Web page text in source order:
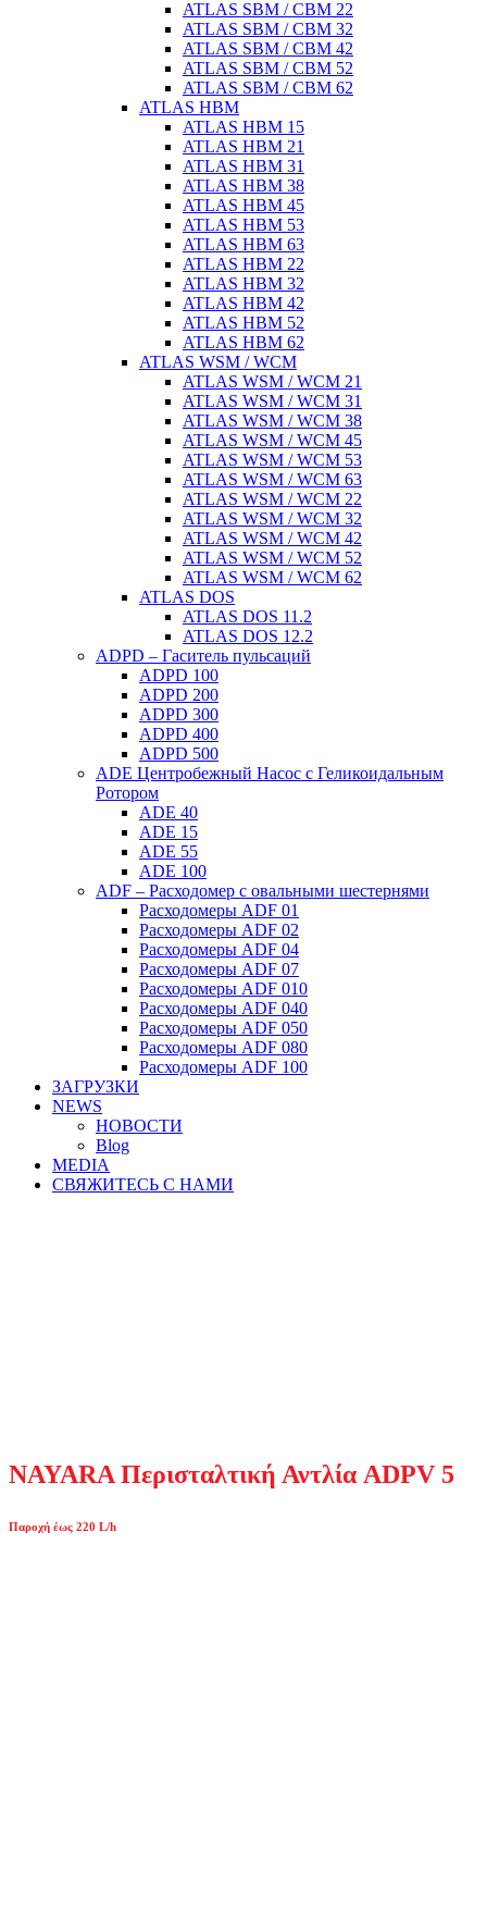
ATLAS SBM / CBM 22
ATLAS SBM / CBM 32
ATLAS SBM / CBM 42
ATLAS SBM / CBM 52
ATLAS SBM / CBM 62
ATLAS HBM
ATLAS HBM 15
ATLAS HBM 21
ATLAS HBM 31
ATLAS HBM 38
ATLAS HBM 45
ATLAS HBM 53
ATLAS HBM 63
ATLAS HBM 22
ATLAS HBM 32
ATLAS HBM 42
ATLAS HBM 52
ATLAS HBM 62
ATLAS WSM / WCM
ATLAS WSM / WCM 21
ATLAS WSM / WCM 31
ATLAS WSM / WCM 38
ATLAS WSM / WCM 45
ATLAS WSM / WCM 53
ATLAS WSM / WCM 63
ATLAS WSM / WCM 22
ATLAS WSM / WCM 32
ATLAS WSM / WCM 42
ATLAS WSM / WCM 52
ATLAS WSM / WCM 62
ATLAS DOS
ATLAS DOS 11.2
ATLAS DOS 12.2
ADPD – Гаситель пульсаций
ADPD 100
ADPD 200
ADPD 300
ADPD 400
ADPD 500
ADE Центробежный Насос с Геликоидальным
Ротором
ADE 40
ADE 15
ADE 55
ADE 100
ADF – Расходомер с овальными шестернями
Расходомеры ADF 01
Расходомеры ADF 02
Расходомеры ADF 04
Расходомеры ADF 07
Расходомеры ADF 010
Расходомеры ADF 040
Расходомеры ADF 050
Расходомеры ADF 080
Расходомеры ADF 100
ЗАГРУЗКИ
NEWS
НОВОСТИ
Blog
MEDIA
СВЯЖИТЕСЬ С НАМИ
NAYARA Περισταλτική Αντλία ADPV 5
Παροχή έως 220 L/h